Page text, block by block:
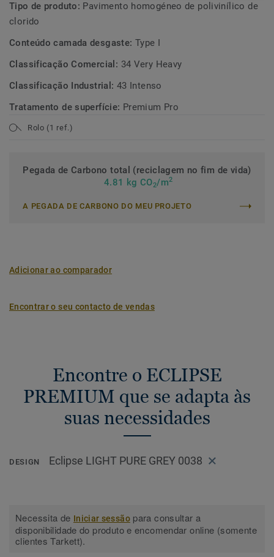
Tipo de produto: Pavimento homogéneo de polivinílico de
clorido
Conteúdo camada desgaste: Type I
Classificação Comercial: 34 Very Heavy
Classificação Industrial: 43 Intenso
Tratamento de superfície: Premium Pro
Rolo (1 ref.)
Pegada de Carbono total (reciclagem no fim de vida)
4.81 kg CO2/m2
A PEGADA DE CARBONO DO MEU PROJETO
Adicionar ao comparador
Encontrar o seu contacto de vendas
Encontre o ECLIPSE
PREMIUM que se adapta às
suas necessidades
DESIGN Eclipse LIGHT PURE GREY 0038
Necessita de Iniciar sessãopara consultar a
disponibilidade do produto e encomendar online (somente
clientes Tarkett).